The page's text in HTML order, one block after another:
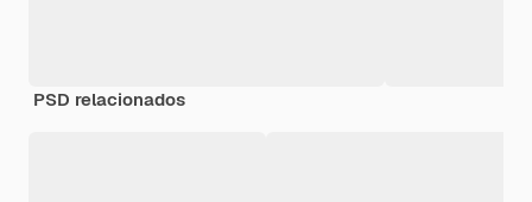
PSD relacionados